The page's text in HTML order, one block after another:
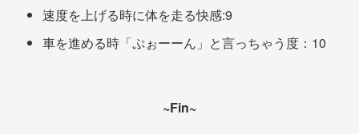
速度を上げる時に体を走る快感:9
車を進める時「ぷぉーーん」と言っちゃう度：10
~Fin~